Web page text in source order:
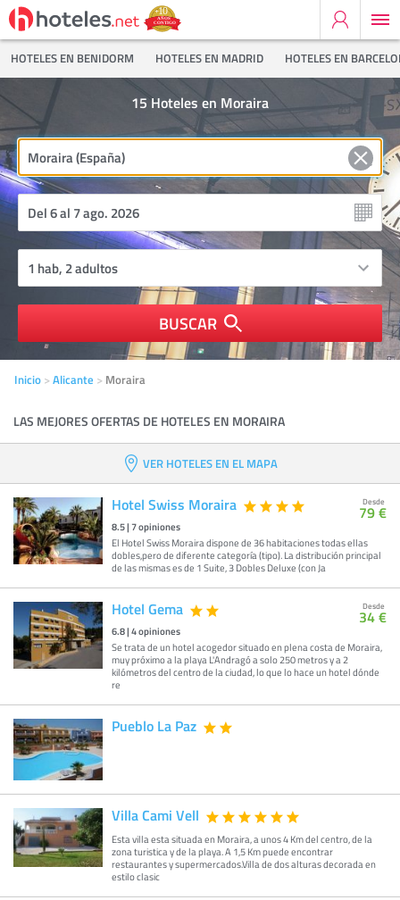
HOTELES EN BENIDORM HOTELES EN MADRID HOTELES EN
Hoteles en Moraira
15
BUSCAR
Inicio Alicante Moraira
LAS MEJORES OFERTAS DE HOTELES EN MORAIRA
VER HOTELES EN EL MAPA
Hotel Swiss Moraira
8.5|7opiniones
El Hotel Swiss Moraira dispone de 36 habitaciones todas ellas
dobles,pero de diferente categoría (tipo). La distribución principal
de las mismas es de 1 Suite, 3 Dobles Deluxe (con Ja
Desde
79 €
Hotel Gema
6.8|4opiniones
Se trata de un hotel acogedor situado en plena costa de Moraira,
muy próximo a la playa L'Andragó a solo 250 metros y a 2
kilómetros del centro de la ciudad, lo que lo hace un hotel dónde
re
Desde
34 €
Pueblo La Paz
Villa Cami Vell
Esta villa esta situada en Moraira, a unos 4 Km del centro, de la
zona turistica y de la playa. A 1,5 Km puede encontrar
restaurantes y supermercados.Villa de dos alturas decorada en
estilo clasic